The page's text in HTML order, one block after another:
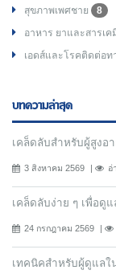
สุขภาพเพศชาย
8
อาหาร ยาและสารเค
เอดส์และโรคติดต่อท
บทความล่าสุด
เคล็ดลับสำหรับผู้สูงอ
3 สิงหาคม 2569 อ่
เคล็ดลับง่าย ๆ เพื่อดู
24 กรกฎาคม 2569
เทคนิคสำหรับผู้ดูแลใ